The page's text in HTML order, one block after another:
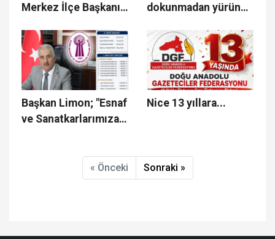
Merkez İlçe Başkanı
Olağan Kongreye
Davet
dokunmadan yürünen
Başkan Limon; "Esnaf
ve Sanatkarlarımıza
Nice 13 yıllara...
« Önceki Sonraki »